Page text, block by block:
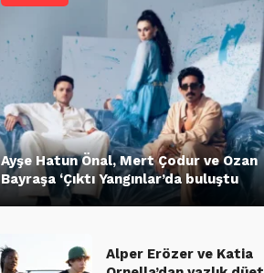
Ayşe Hatun Önal, Mert Çodur ve Ozan
Bayraşa ‘Çıktı Yangınlar’da buluştu
Alper Erözer ve Katia